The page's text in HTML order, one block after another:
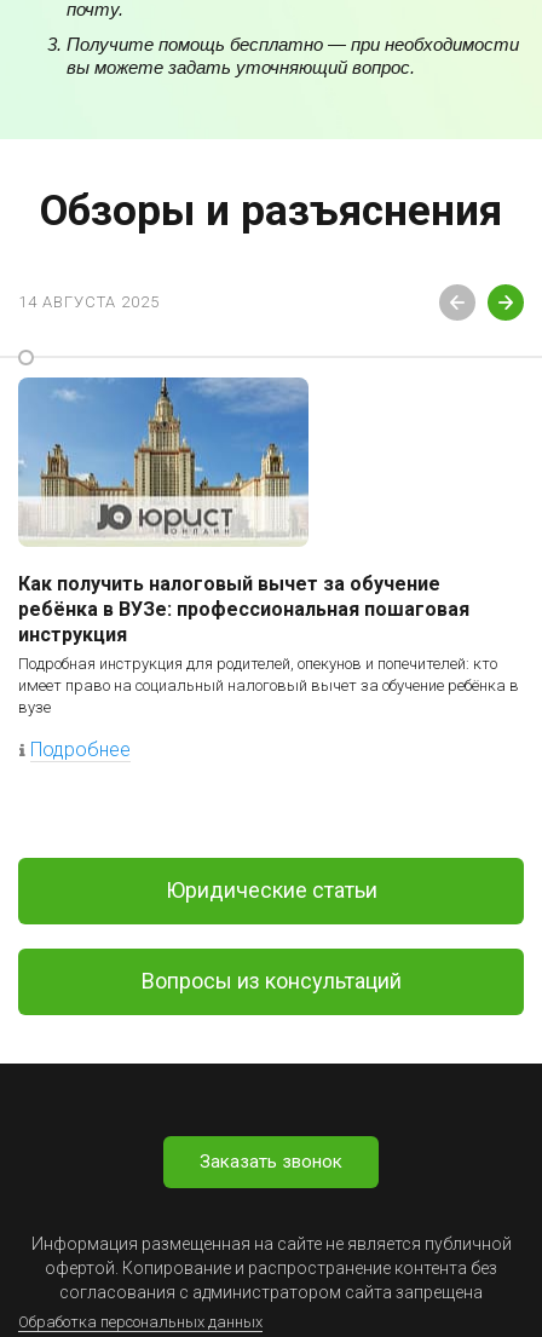
почту.
Получите помощь бесплатно — при необходимости
вы можете задать уточняющий вопрос.
Обзоры и разъяснения
14 АВГУСТА 2025
Как получить налоговый вычет за обучение
ребёнка в ВУЗе: профессиональная пошаговая
инструкция
Подробная инструкция для родителей, опекунов и попечителей: кто
имеет право на социальный налоговый вычет за обучение ребёнка в
вузе
Подробнее
Юридические статьи
Вопросы из консультаций
Заказать звонок
Информация размещенная на сайте не является публичной
офертой. Копирование и распространение контента без
согласования с администратором сайта запрещена
Обработка персональных данных